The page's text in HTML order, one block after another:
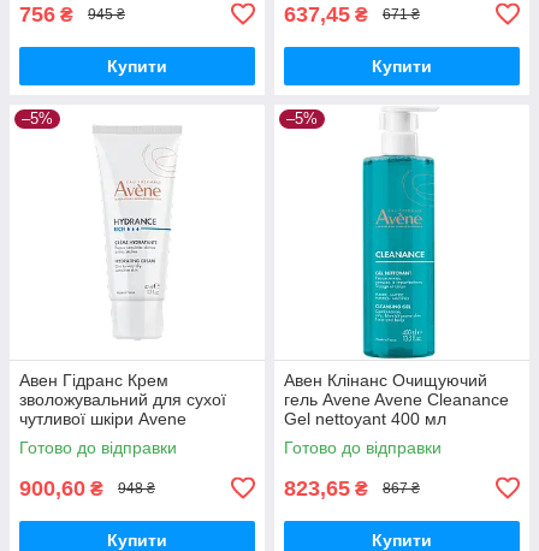
756 ₴ 945 ₴
Купити
637,45 ₴ 671 ₴
Купити
–5%
Авен Гідранс Крем
зволожувальний для сухої
чутливої шкіри Avene
Hydrance Riche 40 мл
Готово до відправки
900,60 ₴ 948 ₴
Купити
–5%
Авен Клінанс Очищуючий
гель Avene Avene Cleanance
Gel nettoyant 400 мл
Готово до відправки
823,65 ₴ 867 ₴
Купити